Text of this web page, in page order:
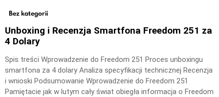
Bez kategorii
Unboxing i Recenzja Smartfona Freedom 251 za
4 Dolary
Spis treści Wprowadzenie do Freedom 251 Proces unboxingu
smartfona za 4 dolary Analiza specyfikacji technicznej Recenzja
i wnioski Podsumowanie Wprowadzenie do Freedom 251
Pamiętacie jak w lutym cały świat obiegła informacja o Freedom